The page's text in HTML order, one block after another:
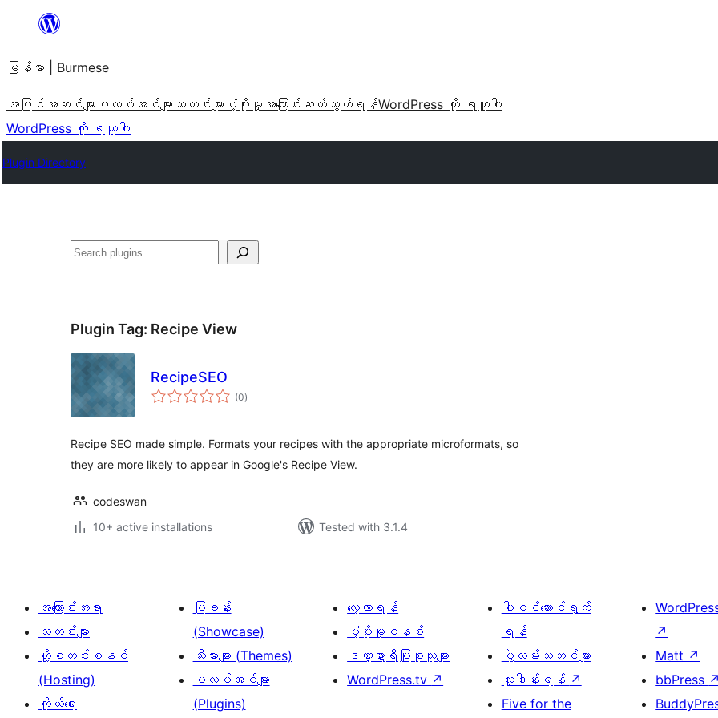
အကြောင်းအရာ
ကျော်သွား
ရန်
မြန်မာ | Burmese
အပြင်အဆင်များ ပလပ်အင်များ သတင်းများ ပံ့ပိုးမှု အကြောင်း ဆက်သွယ်ရန်WordPress ကို ရယူပါ
WordPress ကို ရယူပါ
Plugin Directory
ရှာ
Plugin Tag: Recipe View
RecipeSEO
(0total
ratings
)
Recipe SEO made simple. Formats your recipes with the appropriate microformats, so
they are more likely to appear in Google's Recipe View.
codeswan
10+ active installations
Tested with 3.1.4
အကြောင်းအရာ
သတင်းများ
ဟို့စတင်းစနစ်
(Hosting)
ကိုယ်ရေး
ပြခန်း
(Showcase)
သီးမားများ (Themes)
ပလပ်အင်များ
(Plugins)
လေ့လာရန်
ပံ့ပိုးမှုစနစ်
ဒဏ္ဍာရီပြုစုသူများ
WordPress.tv ↗
ပါဝင်ဆောင်ရွက်
ရန်
ပွဲလမ်းသဘင်များ
လှူဒါန်းရန် ↗
Five for the
↗
Matt ↗
bbPress ↗